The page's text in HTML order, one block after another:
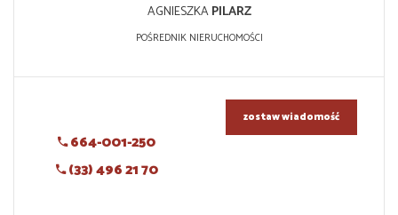
AGNIESZKAPILARZ
POŚREDNIK NIERUCHOMOŚCI
664-001-250
(33) 496 21 70
zostaw wiadomość